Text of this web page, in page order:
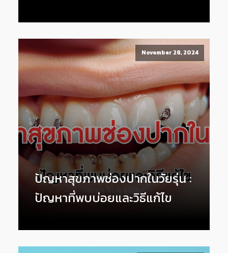
November 28, 2024
ปัญหาสุขภาพช่องปากในวัยรุ่น :
ปัญหาที่พบบ่อยและวิธีแก้ไข